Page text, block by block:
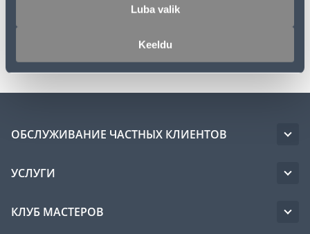
Luba valik
Keeldu
ОБСЛУЖИВАНИЕ ЧАСТНЫХ КЛИЕНТОВ
УСЛУГИ
КЛУБ МАСТЕРОВ